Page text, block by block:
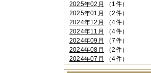
2025年02月
（1件）
2025年01月
（2件）
2024年12月
（4件）
2024年11月
（4件）
2024年09月
（7件）
2024年08月
（2件）
2024年07月
（4件）
2024年06月（4件）